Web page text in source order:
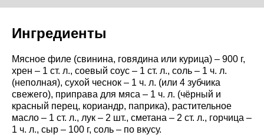
Ингредиенты
Мясное филе (свинина, говядина или курица) – 900 г,
хрен – 1 ст. л., соевый соус – 1 ст. л., соль – 1 ч. л.
(неполная), сухой чеснок – 1 ч. л. (или 4 зубчика
свежего), приправа для мяса – 1 ч. л. (чёрный и
красный перец, кориандр, паприка), растительное
масло – 1 ст. л., лук – 2 шт., сметана – 2 ст. л., горчица –
1 ч. л., сыр – 100 г, соль – по вкусу.